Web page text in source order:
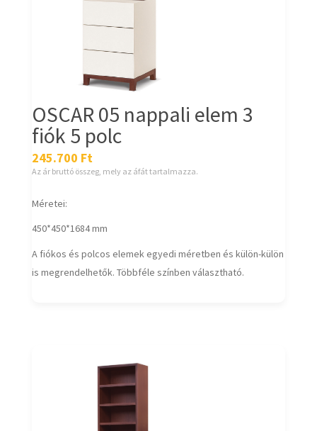
OSCAR 05 nappali elem 3
fiók 5 polc
245.700 Ft
Az ár bruttó összeg, mely az áfát tartalmazza.
Méretei:
450*450*1684 mm
A fiókos és polcos elemek egyedi méretben és külön-külön
is megrendelhetők. Többféle színben választható.